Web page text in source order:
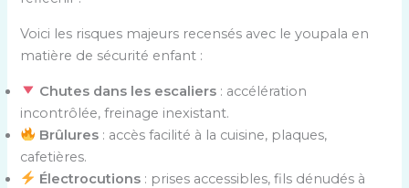
Voici les risques majeurs recensés avec le youpala en
matière de sécurité enfant :
Chutes dans les escaliers : accélération
incontrôlée, freinage inexistant.
Brûlures : accès facilité à la cuisine, plaques,
cafetières.
Électrocutions : prises accessibles, fils dénudés à